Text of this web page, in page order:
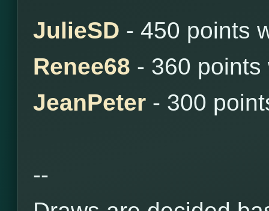
JulieSD - 450 points
Renee68 - 360 points
JeanPeter - 300
--